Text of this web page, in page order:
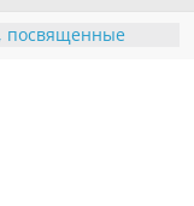
посвященные